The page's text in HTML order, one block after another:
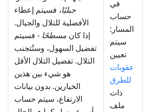
في
حساب
المسار:
سيتم
تعيين
عقوبات
للطرق
ذات
ملف
جبليًا، فسيتم إعطاء
الأفضلية للتلال والجبال.
إذا كان مسطحًا - فسيتم
تفضيل السهول، وستُتجنب
التلال. تفضيل التلال الأقل
هو شيء بين هذين
الخيارين. بدون بيانات
الارتفاع، سيتم حساب